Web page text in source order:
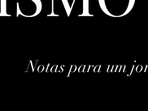
Notas para um